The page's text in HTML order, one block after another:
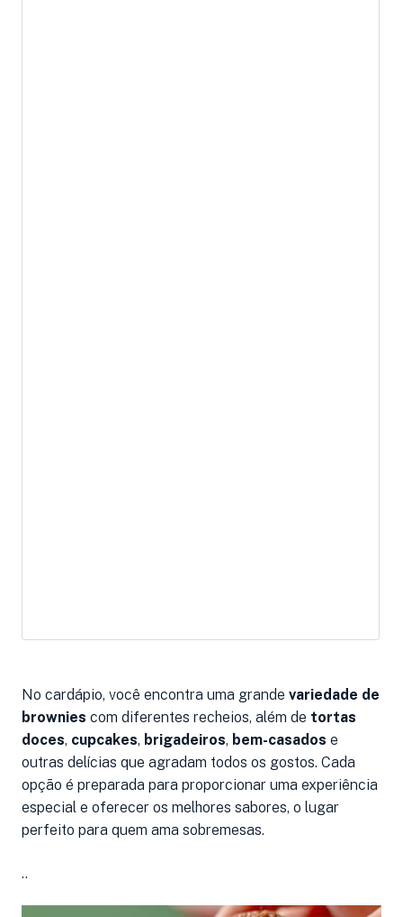
No cardápio, você encontra uma grande variedade de
brownies com diferentes recheios, além de tortas
doces, cupcakes, brigadeiros, bem-casados e
outras delícias que agradam todos os gostos. Cada
opção é preparada para proporcionar uma experiência
especial e oferecer os melhores sabores, o lugar
perfeito para quem ama sobremesas.
..